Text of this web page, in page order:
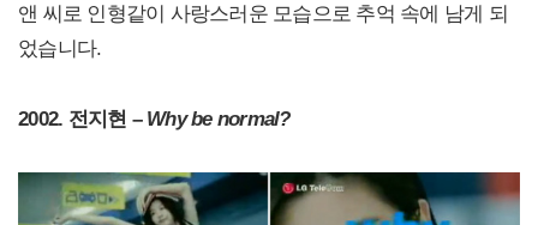
앤 씨로 인형같이 사랑스러운 모습으로 추억 속에 남게 되
었습니다.
2002. 전지현 – Why be normal?